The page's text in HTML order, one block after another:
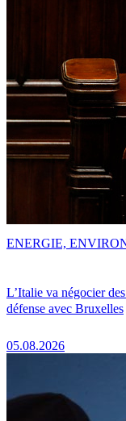
L’Italie va négocier
défense avec Bruxelles
05.08.2026
ENERGIE,